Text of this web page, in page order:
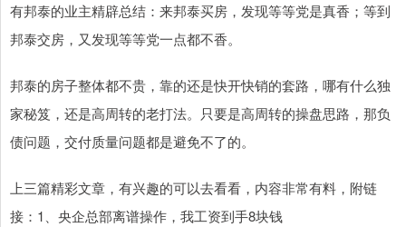
有邦泰的业主精辟总结：来邦泰买房，发现等等党是真香；等到
邦泰交房，又发现等等党一点都不香。
邦泰的房子整体都不贵，靠的还是快开快销的套路，哪有什么独
家秘笈，还是高周转的老打法。只要是高周转的操盘思路，那负
债问题，交付质量问题都是避免不了的。
上三篇精彩文章，有兴趣的可以去看看，内容非常有料，附链
接：1、央企总部离谱操作，我工资到手8块钱